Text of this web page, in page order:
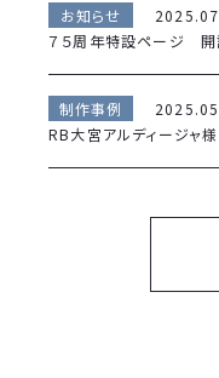
お知らせ
７５周年特設ページ 開
制作事例
RB大宮アルディージャ